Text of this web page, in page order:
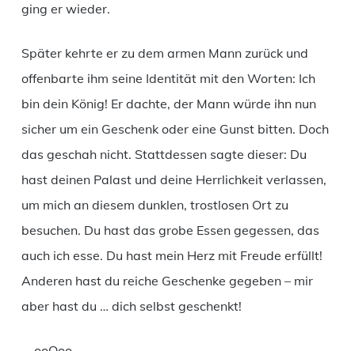
ging er wieder.
Später kehrte er zu dem armen Mann zurück und
offenbarte ihm seine Identität mit den Worten: Ich
bin dein König! Er dachte, der Mann würde ihn nun
sicher um ein Geschenk oder eine Gunst bitten. Doch
das geschah nicht. Stattdessen sagte dieser: Du
hast deinen Palast und deine Herrlichkeit verlassen,
um mich an diesem dunklen, trostlosen Ort zu
besuchen. Du hast das grobe Essen gegessen, das
auch ich esse. Du hast mein Herz mit Freude erfüllt!
Anderen hast du reiche Geschenke gegeben – mir
aber hast du … dich selbst geschenkt!